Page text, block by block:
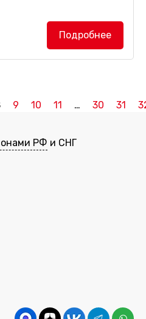
станок
тремя валами
утюжок для
по длине), а также...
Подробнее
9 10 11 … 30 31
РФ и СНГ